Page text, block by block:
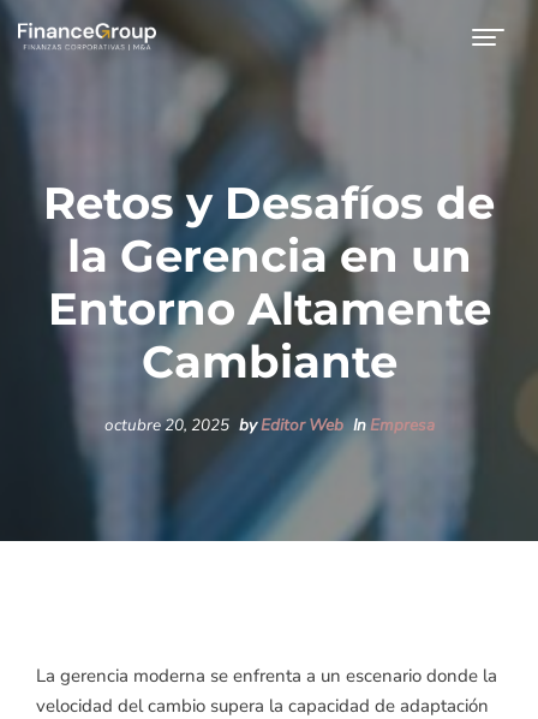
Retos y Desafíos de
la Gerencia en un
Entorno Altamente
Cambiante
octubre 20, 2025 byEditor Web InEmpresa
La gerencia moderna se enfrenta a un escenario donde la
velocidad del cambio supera la capacidad de adaptación